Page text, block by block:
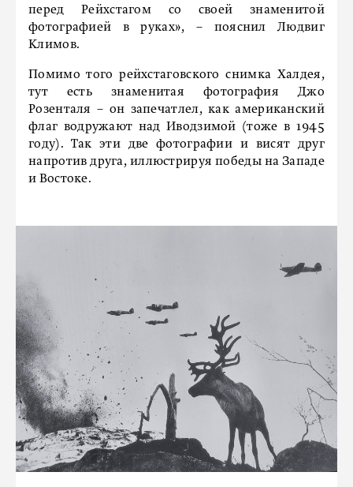
перед Рейхстагом со своей знаменитой
фотографией в руках», – пояснил Людвиг
Климов.
Помимо того рейхстаговского снимка Халдея,
тут есть знаменитая фотография Джо
Розенталя – он запечатлел, как американский
флаг водружают над Иводзимой (тоже в 1945
году). Так эти две фотографии и висят друг
напротив друга, иллюстрируя победы на Западе
и Востоке.